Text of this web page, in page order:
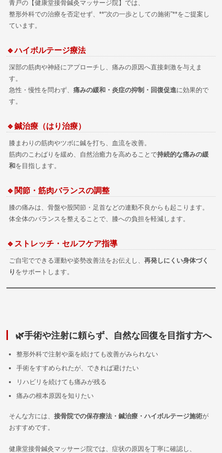
青戸の【健康堂接骨鍼灸マッサージ院】では、
整形外科での治療を否定せず、**“次の一歩としての施術”**をご提案し
ています。
🔹ハイボルテージ療法
深部の筋肉や神経にアプローチし、痛みの原因へ直接刺激を与えま
す。
急性・慢性を問わず、痛みの緩和・炎症の抑制・回復促進に効果的で
す。
🔹鍼治療（はり治療）
膝まわりの筋肉やツボに鍼を打ち、血流を改善。
筋肉のこわばりを緩め、自然治癒力を高めることで持続的な痛みの緩
和を目指します。
🔹関節・筋肉バランスの調整
膝の痛みは、骨盤や股関節・足首などの連動不良からも起こります。
体全体のバランスを整えることで、膝への負担を軽減します。
🔹ストレッチ・セルフケア指導
ご自宅でできる運動や姿勢改善法をお伝えし、再発しにくい身体づく
り をサポートします。
🌿手術や注射に頼らず、自然な回復を目指す方へ
整形外科で注射や薬を続けても改善がみられない
手術をすすめられたが、できれば避けたい
リハビリを続けても痛みが残る
痛みの根本原因を知りたい
そんな方には、接骨院での保存療法・鍼治療・ハイボルテージ施術が
おすすめです。
健康堂接骨鍼灸マッサージ院では、症状の原因を丁寧に確認し、